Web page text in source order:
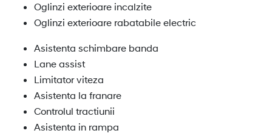
Oglinzi exterioare incalzite
Oglinzi exterioare rabatabile electric
Asistenta schimbare banda
Lane assist
Limitator viteza
Asistenta la franare
Controlul tractiunii
Asistenta in rampa